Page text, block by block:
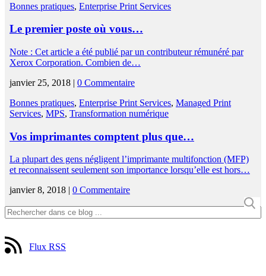
Bonnes pratiques, Enterprise Print Services
Le premier poste où vous…
Note : Cet article a été publié par un contributeur rémunéré par
Xerox Corporation. Combien de…
janvier 25, 2018 | 0 Commentaire
Bonnes pratiques, Enterprise Print Services, Managed Print
Services, MPS, Transformation numérique
Vos imprimantes comptent plus que…
La plupart des gens négligent l’imprimante multifonction (MFP)
et reconnaissent seulement son importance lorsqu’elle est hors…
janvier 8, 2018 | 0 Commentaire
Flux RSS